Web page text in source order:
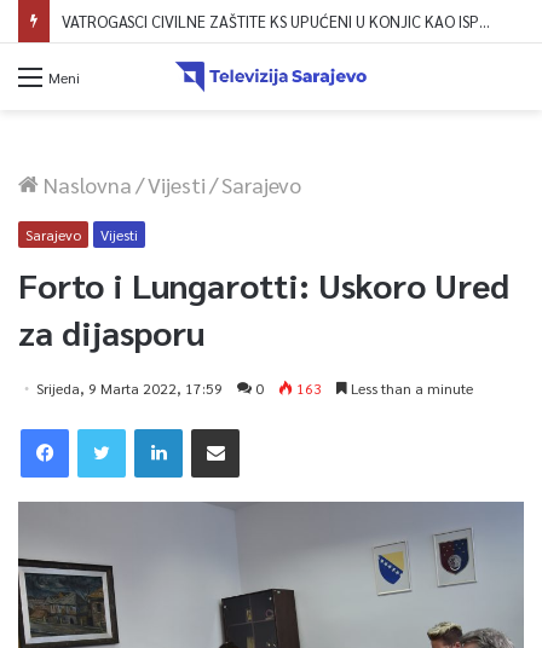
VATROGASCI CIVILNE ZAŠTITE KS UPUĆENI U KONJIC KAO ISPOMOĆ U GAŠENJU POŽARA
Meni
Naslovna/Vijesti/Sarajevo
Sarajevo Vijesti
Forto i Lungarotti: Uskoro Ured
za dijasporu
Srijeda, 9 Marta 2022, 17:59 0 163 Less than a minute